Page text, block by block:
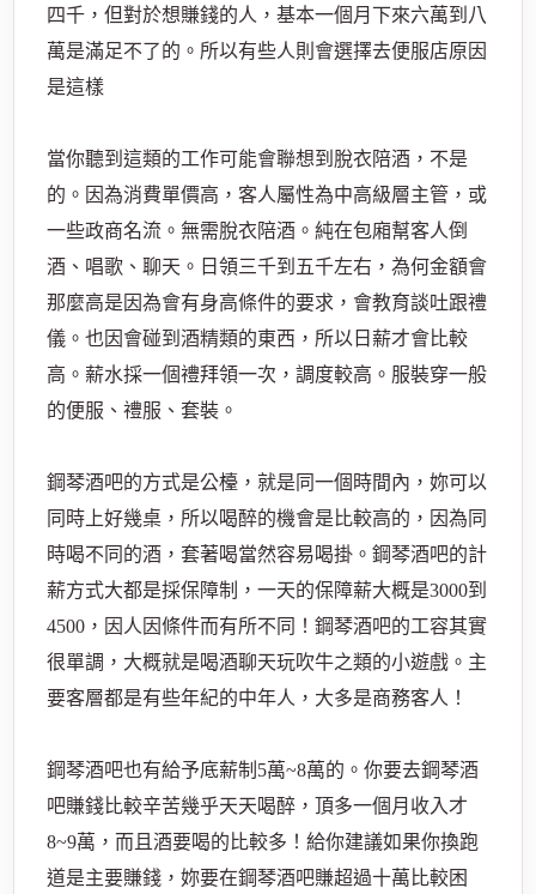
四千，但對於想賺錢的人，基本一個月下來六萬到八
萬是滿足不了的。所以有些人則會選擇去便服店原因
是這樣
當你聽到這類的工作可能會聯想到脫衣陪酒，不是
的。因為消費單價高，客人屬性為中高級層主管，或
一些政商名流。無需脫衣陪酒。純在包廂幫客人倒
酒、唱歌、聊天。日領三千到五千左右，為何金額會
那麼高是因為會有身高條件的要求，會教育談吐跟禮
儀。也因會碰到酒精類的東西，所以日薪才會比較
高。薪水採一個禮拜領一次，調度較高。服裝穿一般
的便服、禮服、套裝。
鋼琴酒吧的方式是公檯，就是同一個時間內，妳可以
同時上好幾桌，所以喝醉的機會是比較高的，因為同
時喝不同的酒，套著喝當然容易喝掛。鋼琴酒吧的計
薪方式大都是採保障制，一天的保障薪大概是3000到
4500，因人因條件而有所不同！鋼琴酒吧的工容其實
很單調，大概就是喝酒聊天玩吹牛之類的小遊戲。主
要客層都是有些年紀的中年人，大多是商務客人！
鋼琴酒吧也有給予底薪制5萬~8萬的。你要去鋼琴酒
吧賺錢比較辛苦幾乎天天喝醉，頂多一個月收入才
8~9萬，而且酒要喝的比較多！給你建議如果你換跑
道是主要賺錢，妳要在鋼琴酒吧賺超過十萬比較困